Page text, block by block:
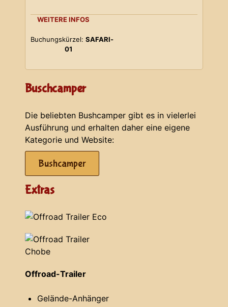
WEITERE INFOS
Buchungskürzel: SAFARI-
01
Buschcamper
Die beliebten Bushcamper gibt es in vielerlei
Ausführung und erhalten daher eine eigene
Kategorie und Website:
Bushcamper
Extras
Offroad-Trailer
Gelände-Anhänger